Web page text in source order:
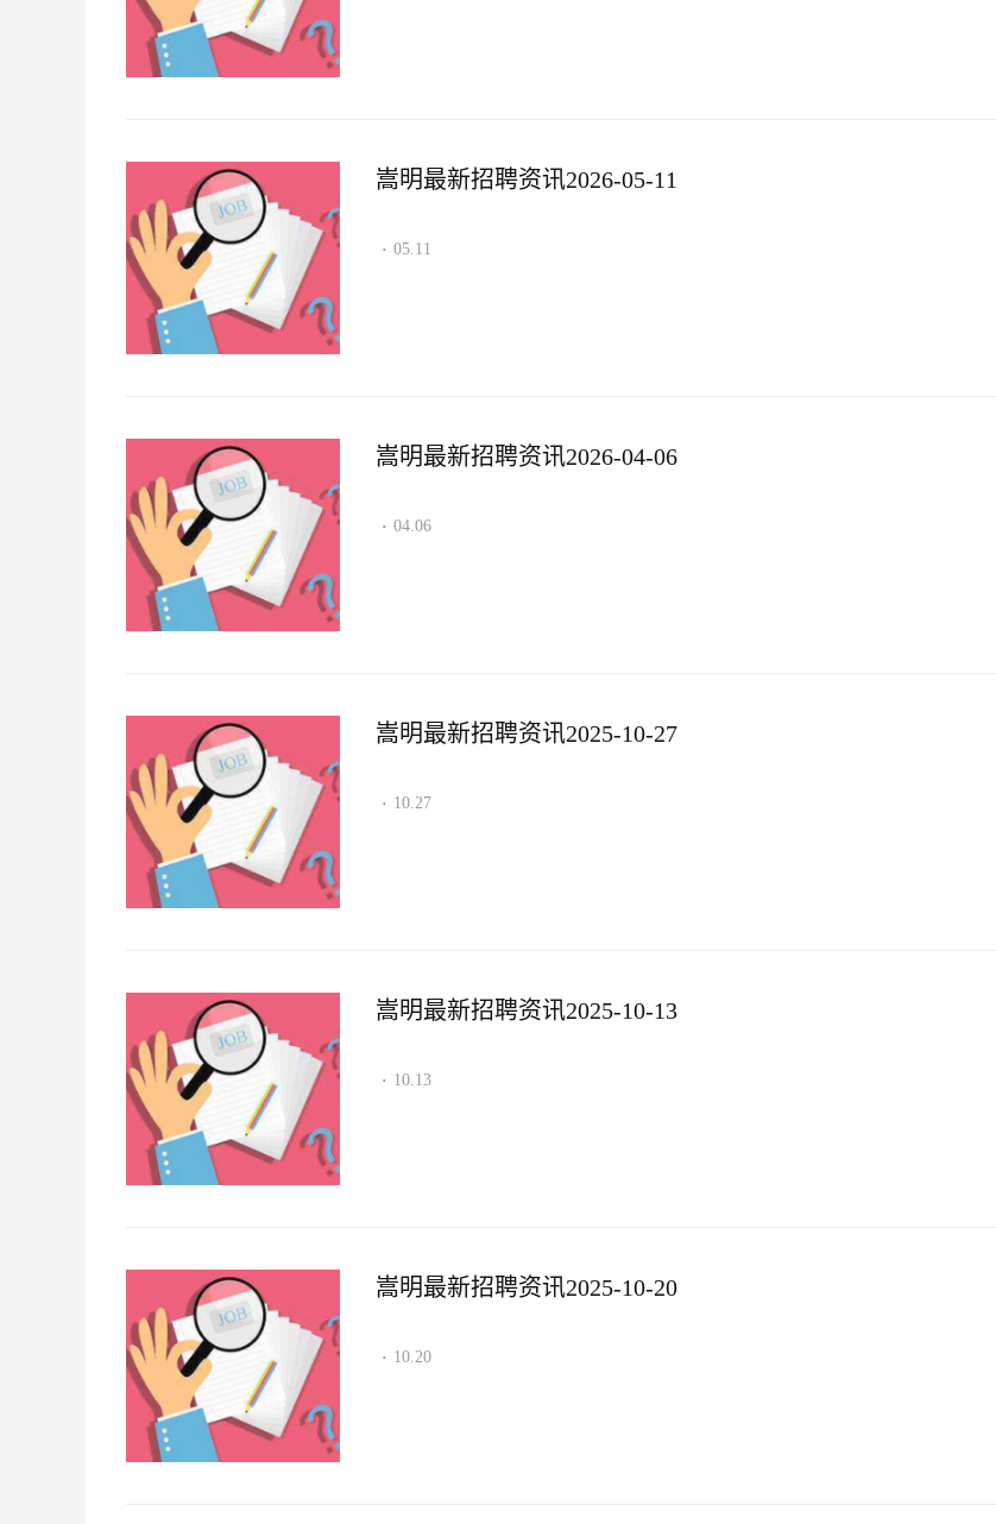
嵩明最新招聘资讯2026-05-11
· 05.11
嵩明最新招聘资讯2026-04-06
· 04.06
嵩明最新招聘资讯2025-10-27
· 10.27
嵩明最新招聘资讯2025-10-13
· 10.13
嵩明最新招聘资讯2025-10-20
· 10.20